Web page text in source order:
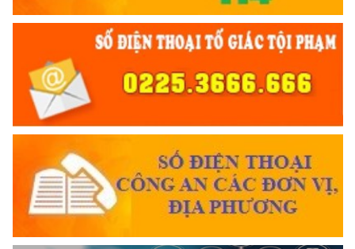
KÍNH TRỌNG LỄ PHÉP
Đối với công việc, phải
TẬN TỤY
Đối với địch, phải
CƯƠNG QUYẾT, KHÔN KHÉO
Trích thư Chủ tịch Hồ Chí Minh
ngày 11 tháng 3 năm 1948.
TRUYỀN HÌNH AN NINH HP